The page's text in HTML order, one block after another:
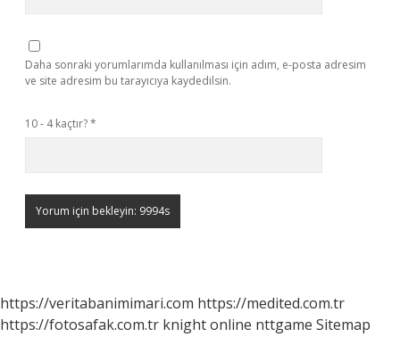
Daha sonraki yorumlarımda kullanılması için adım, e-posta adresim
ve site adresim bu tarayıcıya kaydedilsin.
10 - 4 kaçtır?*
https://veritabanimimari.com https://medited.com.tr
https://fotosafak.com.tr knight online nttgame Sitemap